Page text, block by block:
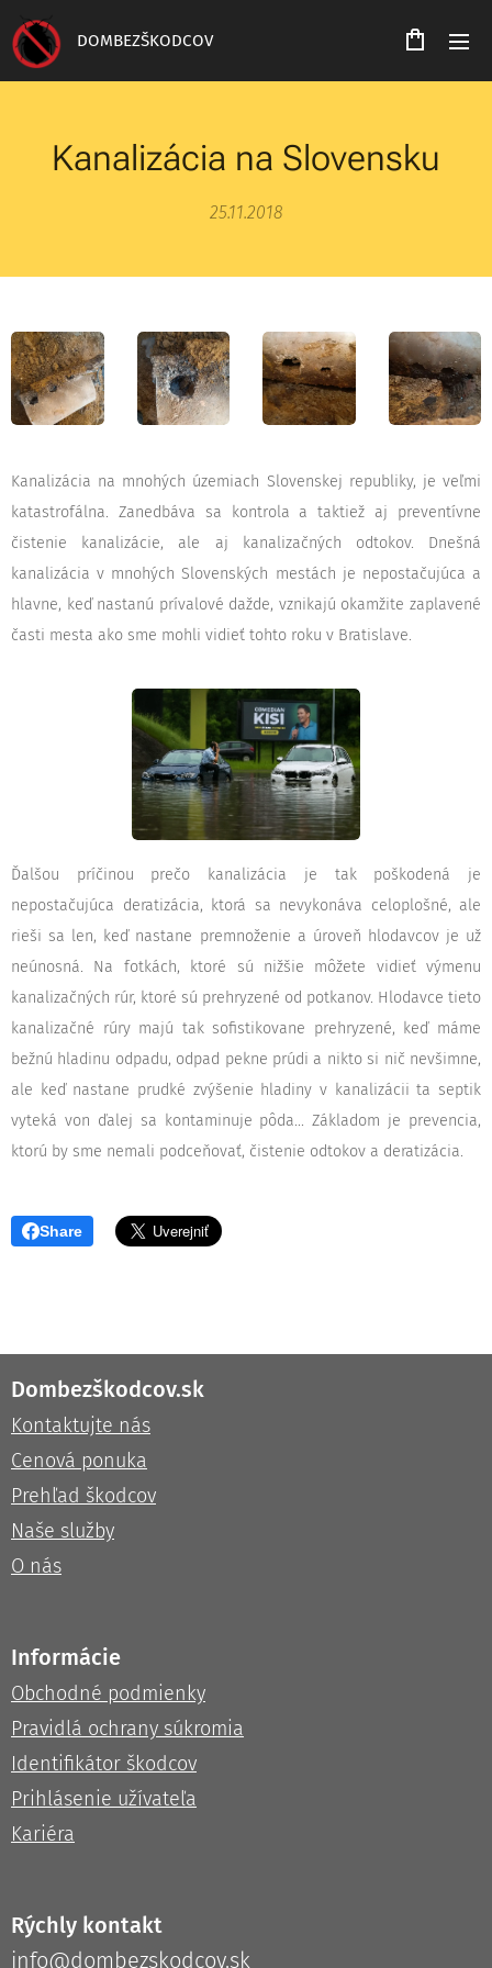
DOMBEZŠKODCOV
Kanalizácia na Slovensku
25.11.2018
Kanalizácia na mnohých územiach Slovenskej republiky, je veľmi
katastrofálna. Zanedbáva sa kontrola a taktiež aj preventívne
čistenie kanalizácie, ale aj kanalizačných odtokov. Dnešná
kanalizácia v mnohých Slovenských mestách je nepostačujúca a
hlavne, keď nastanú prívalové dažde, vznikajú okamžite zaplavené
časti mesta ako sme mohli vidieť tohto roku v Bratislave.
Ďalšou príčinou prečo kanalizácia je tak poškodená je
nepostačujúca deratizácia, ktorá sa nevykonáva celoplošné, ale
rieši sa len, keď nastane premnoženie a úroveň hlodavcov je už
neúnosná. Na fotkách, ktoré sú nižšie môžete vidieť výmenu
kanalizačných rúr, ktoré sú prehryzené od potkanov. Hlodavce tieto
kanalizačné rúry majú tak sofistikovane prehryzené, keď máme
bežnú hladinu odpadu, odpad pekne prúdi a nikto si nič nevšimne,
ale keď nastane prudké zvýšenie hladiny v kanalizácii ta septik
vyteká von ďalej sa kontaminuje pôda... Základom je prevencia,
ktorú by sme nemali podceňovať, čistenie odtokov a deratizácia.
Share
Dombezškodcov.sk
Kontaktujte nás
Cenová ponuka
Prehľad škodcov
Naše služby
O nás
Informácie
Obchodné podmienky
Pravidlá ochrany súkromia
Identifikátor škodcov
Prihlásenie užívateľa
Kariéra
Rýchly kontakt
info@dombezskodcov.sk